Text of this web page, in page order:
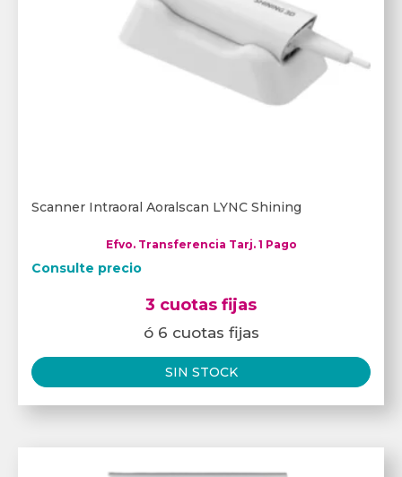
Scanner Intraoral Aoralscan LYNC Shining
Efvo. Transferencia Tarj. 1 Pago
Consulte precio
3 cuotas fijas
ó 6 cuotas fijas
SIN STOCK